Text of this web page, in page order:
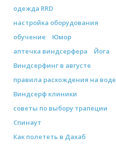
одежда RRD
настройка оборудования
обучение
Юмор
аптечка виндсерфера
Йога
Виндсерфинг в августе
правила расхождения на воде
Виндсерф клиники
советы по выбору трапеции
Спинаут
Как полететь в Дахаб